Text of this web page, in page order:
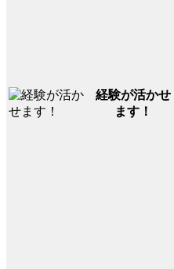
経験が活かせ
ます！